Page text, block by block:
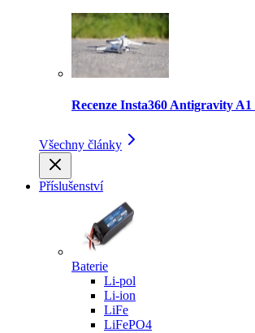
Recenze Insta360 Antigravity
Všechny články
Příslušenství
Baterie
Li-pol
Li-ion
LiFe
LiFePO4